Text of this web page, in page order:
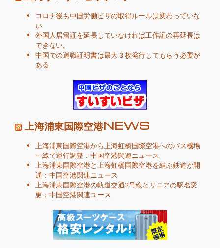
コロナ後も中国労働ビザの取得ルールは変わっていな
い
外国人居留証を延長していなければ工作証の再延長は
できない。
中国での退職証明書は最大３枚発行してもらう必要が
ある
上海浦東国際空港NEWS
上海浦東国際空港から上海虹橋国際空港へのバス機場
一線で運行調整：中国空港関連ニュース
上海浦東国際空港と上海虹橋国際空港を結ぶ鉄道が開
通：中国空港関連ニュース
上海浦東国際空港の軌道交通2号線とリニアの駅名変
更：中国空港関連ユース